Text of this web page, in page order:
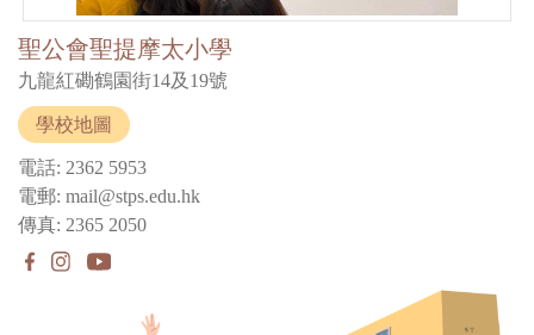
聖公會聖提摩太小學
九龍紅磡鶴園街14及19號
學校地圖
電話: 2362 5953
電郵: mail@stps.edu.hk
傳真: 2365 2050